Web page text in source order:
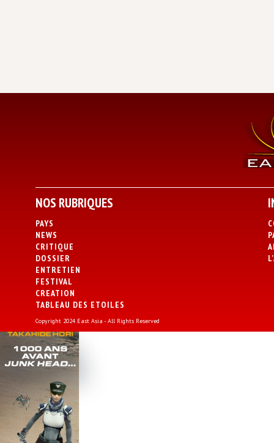
NOS RUBRIQUES
PAYS
NEWS
CRITIQUE
DOSSIER
ENTRETIEN
FESTIVAL
CREATION
TABLEAU DES ETOILES
Copyright 2024 East Asia - All Rights Reserved